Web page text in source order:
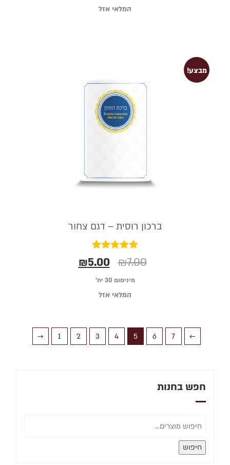
המלאי אזל
מבצע!
ברכון רוסית – דגם צחור
דורג
5.00₪7.00
₪5.00
מינימום 30 יח׳
המלאי אזל
→ 1 2 3 4 5 6 7 ←
חפש בחנות
חיפוש